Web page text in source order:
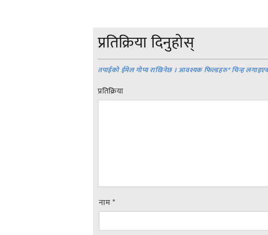
प्रतिक्रिया दिनुहोस्
तपाईको ईमेल गोप्य राखिनेछ । आवश्यक फिल्डहरु*चिन्ह
प्रतिक्रिया
नाम*